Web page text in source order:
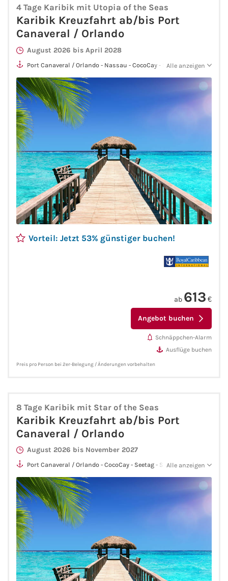
Fähre nach Schweden
Fähre nach Finnland
Fähre nach England
Fähre nach Litauen
Fähre nach Lettland
Wissenswertes
Kreuzfahrt-Newsletter
Kreuzfahrt-Kalender
Kreuzfahrt-Bücher
4 Tage Karibik mit Utopia of the Seas
Karibik Kreuzfahrt ab/bis Port
Canaveral / Orlando
August 2026 bis April 2028
Port Canaveral / Orlando - Nassau - CocoCay - Seetag - Port
Alle anzeigen
Vorteil: Jetzt 53% günstiger buchen!
ab 613 €
Angebot buchen
Schnäppchen-Alarm
Ausflüge buchen
Preis pro Person bei 2er-Belegung / Änderungen vorbehalten
8 Tage Karibik mit Star of the Seas
Karibik Kreuzfahrt ab/bis Port
Canaveral / Orlando
August 2026 bis November 2027
Port Canaveral / Orlando - CocoCay - Seetag - San Juan -
Alle anzeigen